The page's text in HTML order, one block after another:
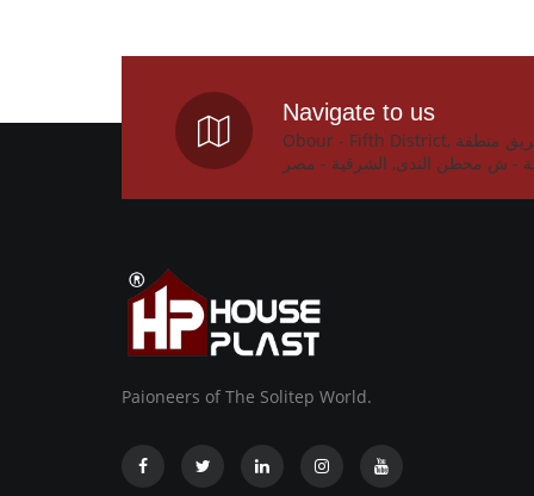
Navigate to us
Obour - Fifth District, المصنع : طريق منطقة
- ش محطن الندى, الشرقية - مصر
Paioneers of The Solitep World.